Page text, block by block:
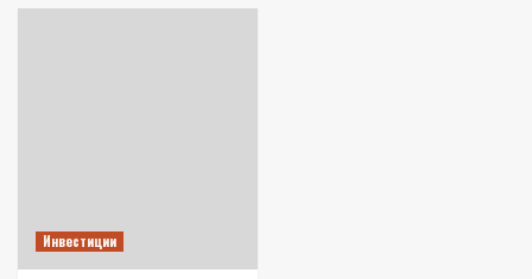
Инвестиции